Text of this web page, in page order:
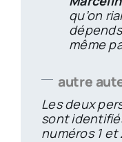
qu’on
même
autre
Les deux
sont
numéros 1 et